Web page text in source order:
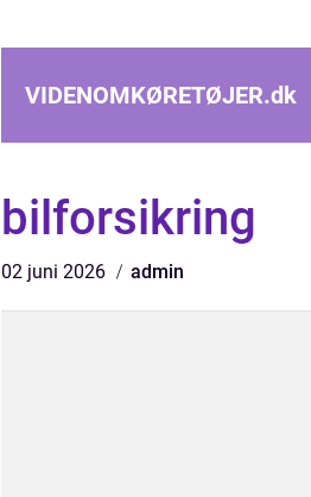
VIDENOMKØRETØJER.dk
bilforsikring
02 juni 2026 admin